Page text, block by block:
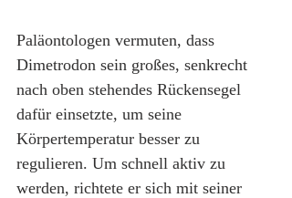
Paläontologen vermuten, dass
Dimetrodon sein großes, senkrecht
nach oben stehendes Rückensegel
dafür einsetzte, um seine
Körpertemperatur besser zu
regulieren. Um schnell aktiv zu
werden, richtete er sich mit seiner